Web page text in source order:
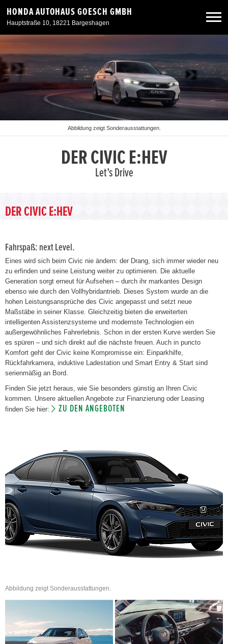
HONDA AUTOHAUS GOESCH GMBH
Hauptstraße 10, 18221 Bargeshagen
Neuwagen
Gebrauchtwagen
Abbildung zeigt Sonderausstattungen.
DER CIVIC E:HEV
Let’s Drive
DER CIVIC E:HEV
Fahrspaß: next Level.
Eines wird sich beim Civic nie ändern: der Drang, sich immer wieder neu
zu erfinden und seine Leistung weiter zu optimieren. Die aktuelle
Generation sorgt erneut für Aufsehen – durch ihr markantes Design
ebenso wie durch den Vollhybridantrieb. Dieses System wurde an die
hohen Leistungsansprüche des Civic angepasst und setzt neue
Maßstäbe in seiner Klasse. Gleichzeitig bieten die erweiterten
intelligenten Assistenzsysteme und modernste Technologien ein
außergewöhnliches Fahrerlebnis. Schon in der ersten Kurve werden Sie
es spüren – und sich direkt auf die nächste freuen. Auch in puncto
Komfort geht der Civic keine Kompromisse ein: Einparkhilfe,
Rückfahrkamera, induktive Ladestation und Smart Entry & Start sind
serienmäßig an Bord.
Finden Sie jetzt heraus, wie Sie besonders günstig an Ihren Civic
kommen. Unsere aktuellen Angebote zur Finanzierung oder Leasing
finden Sie hier:
ZU DEN ANGEBOTEN
Abbildung zeigt Sonderausstattungen.